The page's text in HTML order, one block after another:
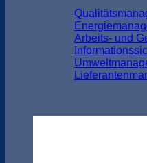
Arbeits- und